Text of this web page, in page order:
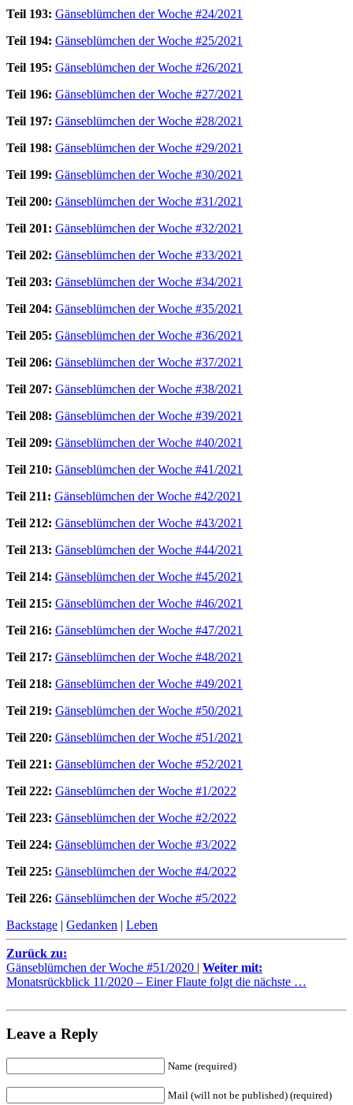
Teil 193: Gänseblümchen der Woche #24/2021
Teil 194: Gänseblümchen der Woche #25/2021
Teil 195: Gänseblümchen der Woche #26/2021
Teil 196: Gänseblümchen der Woche #27/2021
Teil 197: Gänseblümchen der Woche #28/2021
Teil 198: Gänseblümchen der Woche #29/2021
Teil 199: Gänseblümchen der Woche #30/2021
Teil 200: Gänseblümchen der Woche #31/2021
Teil 201: Gänseblümchen der Woche #32/2021
Teil 202: Gänseblümchen der Woche #33/2021
Teil 203: Gänseblümchen der Woche #34/2021
Teil 204: Gänseblümchen der Woche #35/2021
Teil 205: Gänseblümchen der Woche #36/2021
Teil 206: Gänseblümchen der Woche #37/2021
Teil 207: Gänseblümchen der Woche #38/2021
Teil 208: Gänseblümchen der Woche #39/2021
Teil 209: Gänseblümchen der Woche #40/2021
Teil 210: Gänseblümchen der Woche #41/2021
Teil 211: Gänseblümchen der Woche #42/2021
Teil 212: Gänseblümchen der Woche #43/2021
Teil 213: Gänseblümchen der Woche #44/2021
Teil 214: Gänseblümchen der Woche #45/2021
Teil 215: Gänseblümchen der Woche #46/2021
Teil 216: Gänseblümchen der Woche #47/2021
Teil 217: Gänseblümchen der Woche #48/2021
Teil 218: Gänseblümchen der Woche #49/2021
Teil 219: Gänseblümchen der Woche #50/2021
Teil 220: Gänseblümchen der Woche #51/2021
Teil 221: Gänseblümchen der Woche #52/2021
Teil 222: Gänseblümchen der Woche #1/2022
Teil 223: Gänseblümchen der Woche #2/2022
Teil 224: Gänseblümchen der Woche #3/2022
Teil 225: Gänseblümchen der Woche #4/2022
Teil 226: Gänseblümchen der Woche #5/2022
Backstage | Gedanken | Leben
Zurück zu:
Gänseblümchen der Woche #51/2020 | Weiter mit:
Monatsrückblick 11/2020 – Einer Flaute folgt die nächste …
Leave a Reply
Name (required)
Mail (will not be published) (required)